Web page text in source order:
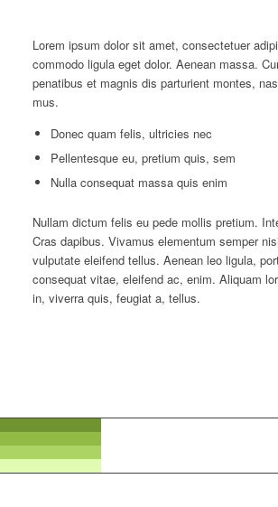
Lorem ipsum dolor sit amet, consectetuer
commodo ligula eget dolor. Aenean massa.
penatibus et magnis dis parturient montes,
mus.
Donec quam felis, ultricies nec
Pellentesque eu, pretium quis, sem
Nulla consequat massa quis enim
Nullam dictum felis eu pede mollis pretium.
Cras dapibus. Vivamus elementum semper
vulputate eleifend tellus. Aenean leo ligula,
consequat vitae, eleifend ac, enim. Aliquam
in, viverra quis, feugiat a, tellus.